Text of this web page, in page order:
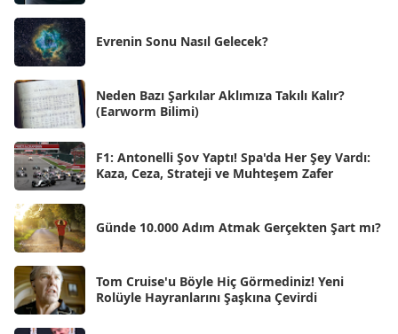
Ağu 2025
Tem 2025
Haz 2025
May 2025 [54]
Nis 2025 [56]
Mar 2025
Şub 2025
Oca 2025
Ara 2024 [25]
Kas 2024
Evrenin Sonu Nasıl Gelecek?
Neden Bazı Şarkılar Aklımıza Takılı Kalır?
(Earworm Bilimi)
F1: Antonelli Şov Yaptı! Spa'da Her Şey Vardı:
Kaza, Ceza, Strateji ve Muhteşem Zafer
Günde 10.000 Adım Atmak Gerçekten Şart mı?
Tom Cruise'u Böyle Hiç Görmediniz! Yeni
Rolüyle Hayranlarını Şaşkına Çevirdi